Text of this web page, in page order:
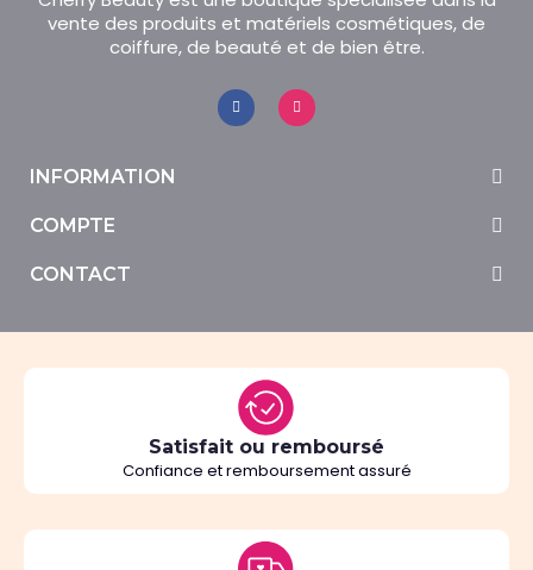
vente des produits et matériels cosmétiques, de
coiffure, de beauté et de bien être.
INFORMATION
COMPTE
CONTACT
Satisfait ou remboursé
Confiance et remboursement assuré